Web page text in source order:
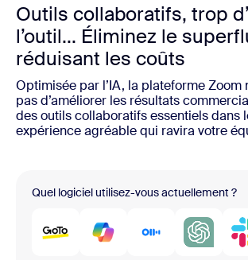
Outils collaboratifs, trop
l’outil... Éliminez le
réduisant les coûts
Optimisée par l’IA, la plateforme Zoom
pas d’améliorer les résultats
des outils collaboratifs essentiels dans
expérience agréable qui ravira votre
Quel logiciel utilisez-vous actuellement ?